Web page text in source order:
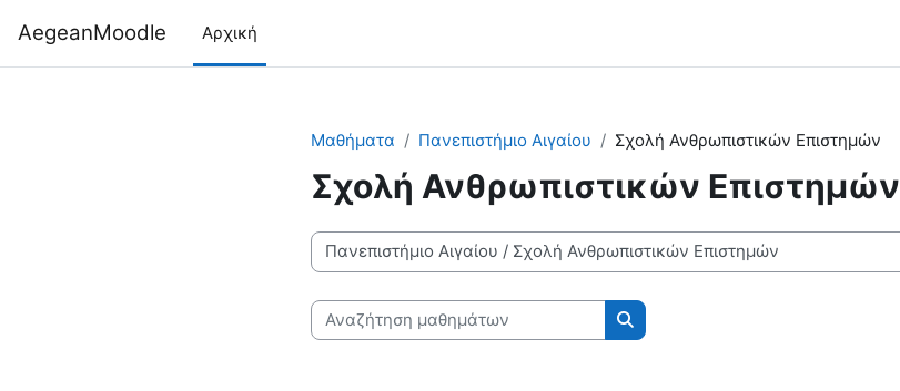
AegeanMoodle Αρχική
Μαθήματα
Πανεπιστήμιο Αιγαίου Σχολή Ανθρωπιστικών Επιστημών
Σχολή Ανθρωπιστικών Επιστημών
Κατηγορίες μαθημάτων
Αναζήτηση μαθημάτων
Αναζήτηση μαθημάτων